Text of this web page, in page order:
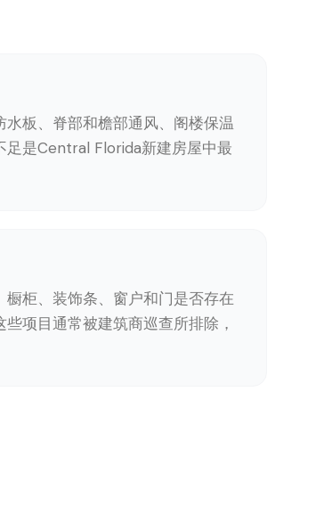
板、脊部和檐部通风、阁楼保温
足是Central Florida新建房屋中最
柜、装饰条、窗户和门是否存在
项目通常被建筑商巡查所排除，